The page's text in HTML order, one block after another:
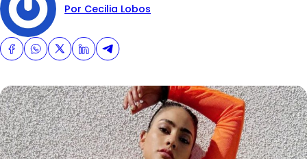
Por Cecilia Lobos